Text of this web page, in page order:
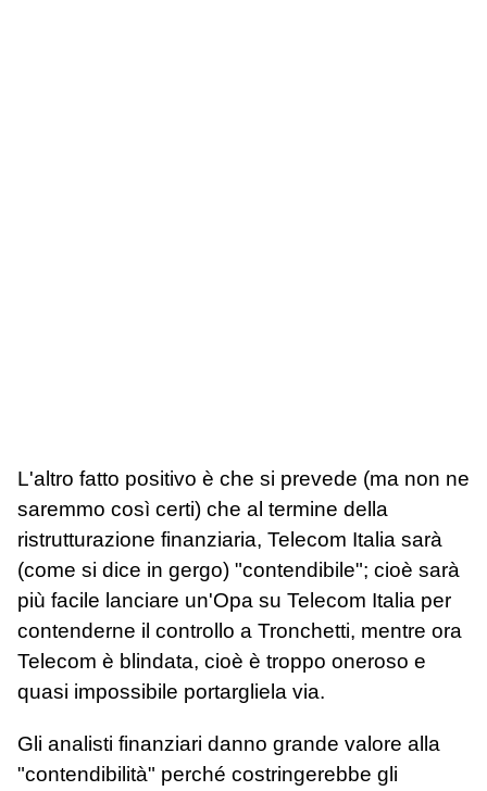
L'altro fatto positivo è che si prevede (ma non ne
saremmo così certi) che al termine della
ristrutturazione finanziaria, Telecom Italia sarà
(come si dice in gergo) "contendibile"; cioè sarà
più facile lanciare un'Opa su Telecom Italia per
contenderne il controllo a Tronchetti, mentre ora
Telecom è blindata, cioè è troppo oneroso e
quasi impossibile portargliela via.
Gli analisti finanziari danno grande valore alla
"contendibilità" perché costringerebbe gli